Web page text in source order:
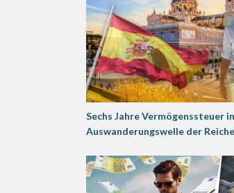
Sechs Jahre Vermögenssteuer
Auswanderungswelle der